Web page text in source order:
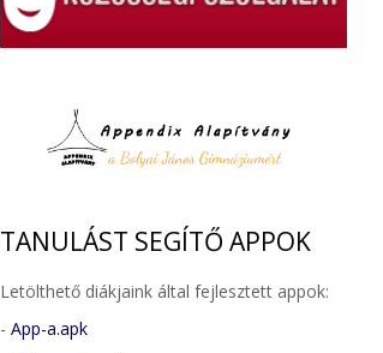
TANULÁST SEGÍTŐ APPOK
Letölthető diákjaink által fejlesztett appok:
- App-a.apk